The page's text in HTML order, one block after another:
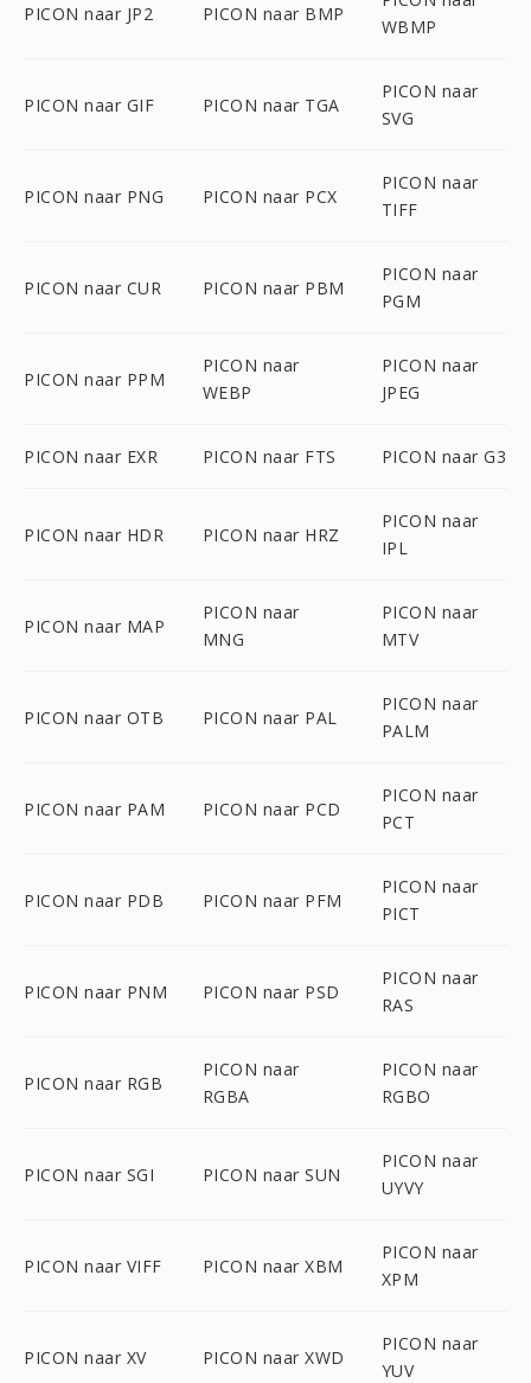
PICON naar JP2 PICON naar BMP
WBMP
PICON naar GIF PICON naar TGA
PICON naar
SVG
PICON naar PNG PICON naar PCX
PICON naar
TIFF
PICON naar CUR PICON naar PBM
PICON naar
PGM
PICON naar PPM
PICON naar
WEBP
PICON naar
JPEG
PICON naar EXR PICON naar FTS PICON naar G3
PICON naar HDR PICON naar HRZ
PICON naar
IPL
PICON naar MAP
PICON naar
MNG
PICON naar
MTV
PICON naar OTB PICON naar PAL
PICON naar
PALM
PICON naar PAM PICON naar PCD
PICON naar
PCT
PICON naar PDB PICON naar PFM
PICON naar
PICT
PICON naar PNM PICON naar PSD
PICON naar
RAS
PICON naar RGB
PICON naar
RGBA
PICON naar
RGBO
PICON naar SGI PICON naar SUN
PICON naar
UYVY
PICON naar VIFF PICON naar XBM
PICON naar
XPM
PICON naar XV PICON naar XWD
PICON naar
YUV